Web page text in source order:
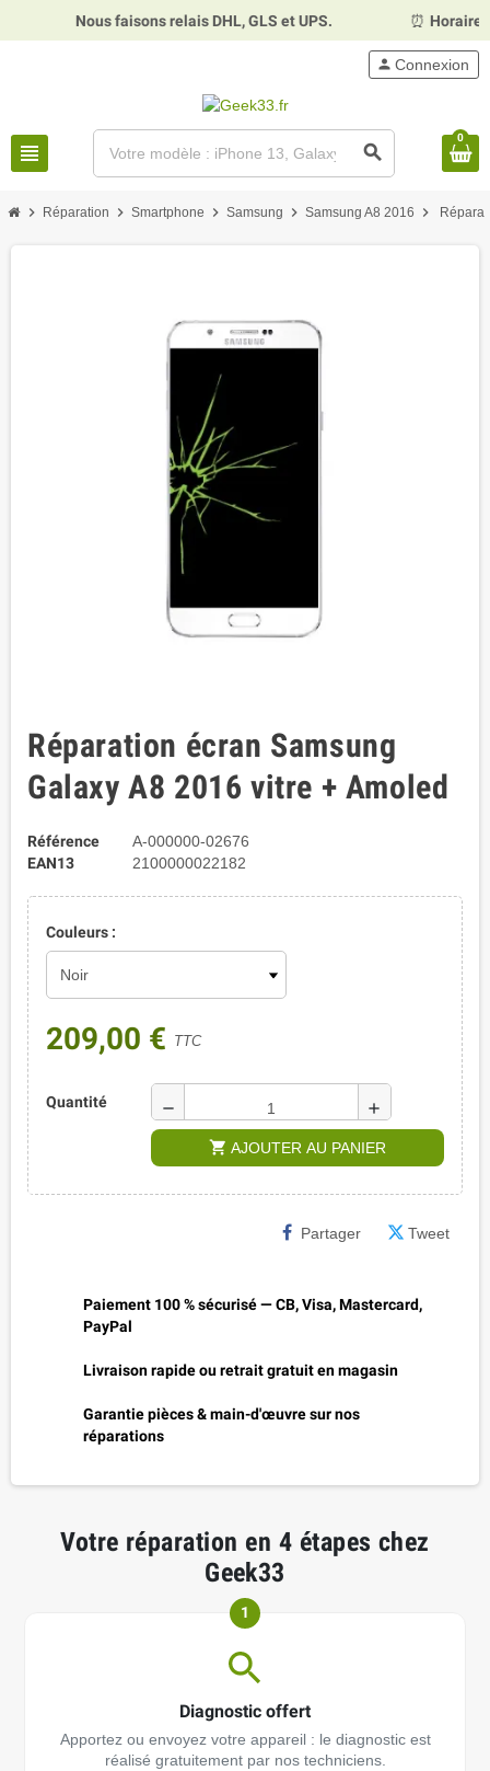
Nous faisons relais DHL, GLS et UPS. Horaires :Mardi,
view_headline search
person Connexion
0
chevron_right Réparation chevron_right Smartphone chevron_right Samsung chevron_right Samsung A8 2016 chevron_right
Réparation écran Samsung
Galaxy A8 2016 vitre + Amoled
Référence
A-000000-02676
EAN13
2100000022182
Couleurs :
209,00 € TTC
Quantité remove add
shopping_cart AJOUTER AU PANIER
Partager Tweet
Paiement 100 % sécurisé — CB, Visa, Mastercard,
PayPal
Livraison rapide ou retrait gratuit en magasin
Garantie pièces & main-d'œuvre sur nos
réparations
Votre réparation en 4 étapes chez
Geek33
1
Diagnostic offert
Apportez ou envoyez votre appareil : le diagnostic est
réalisé gratuitement par nos techniciens.